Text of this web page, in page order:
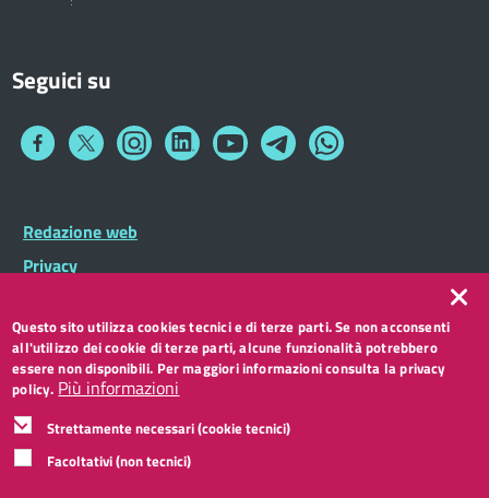
Seguici su
Collegamento
Collegamento
a
Collegamento
a
Collegamento
a
Collegamento
a
Collegamento
a
Collegamento
a
Widget
Footer
menu
Redazione web
Privacy
Accessibilità
CC BY 3.0 IT
Questo sito utilizza cookies tecnici e di terze parti. Se non acconsenti
all'utilizzo dei cookie di terze parti, alcune funzionalità potrebbero
essere non disponibili. Per maggiori informazioni consulta la privacy
policy. Più informazioni
Strettamente necessari (cookie tecnici)
Facoltativi (non tecnici)